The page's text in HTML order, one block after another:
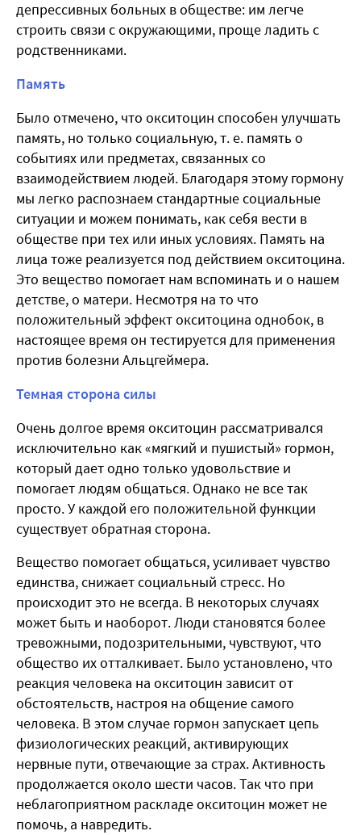
депрессивных больных в обществе: им легче
строить связи с окружающими, проще ладить с
родственниками.
Память
Было отмечено, что окситоцин способен улучшать
память, но только социальную, т. е. память о
событиях или предметах, связанных со
взаимодействием людей. Благодаря этому гормону
мы легко распознаем стандартные социальные
ситуации и можем понимать, как себя вести в
обществе при тех или иных условиях. Память на
лица тоже реализуется под действием окситоцина.
Это вещество помогает нам вспоминать и о нашем
детстве, о матери. Несмотря на то что
положительный эффект окситоцина однобок, в
настоящее время он тестируется для применения
против болезни Альцгеймера.
Темная сторона силы
Очень долгое время окситоцин рассматривался
исключительно как «мягкий и пушистый» гормон,
который дает одно только удовольствие и
помогает людям общаться. Однако не все так
просто. У каждой его положительной функции
существует обратная сторона.
Вещество помогает общаться, усиливает чувство
единства, снижает социальный стресс. Но
происходит это не всегда. В некоторых случаях
может быть и наоборот. Люди становятся более
тревожными, подозрительными, чувствуют, что
общество их отталкивает. Было установлено, что
реакция человека на окситоцин зависит от
обстоятельств, настроя на общение самого
человека. В этом случае гормон запускает цепь
физиологических реакций, активирующих
нервные пути, отвечающие за страх. Активность
продолжается около шести часов. Так что при
неблагоприятном раскладе окситоцин может не
помочь, а навредить.